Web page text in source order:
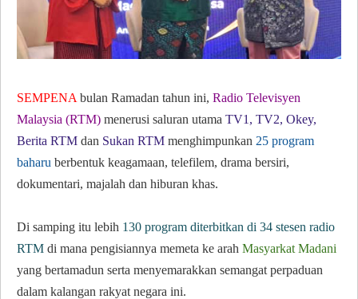
SEMPENA bulan Ramadan tahun ini, Radio Televisyen
Malaysia (RTM) menerusi saluran utama TV1, TV2, Okey,
Berita RTM dan Sukan RTM menghimpunkan 25 program
baharu berbentuk keagamaan, telefilem, drama bersiri,
dokumentari, majalah dan hiburan khas.
Di samping itu lebih 130 program diterbitkan di 34 stesen radio
RTM di mana pengisiannya memeta ke arah Masyarkat Madani
yang bertamadun serta menyemarakkan semangat perpaduan
dalam kalangan rakyat negara ini.